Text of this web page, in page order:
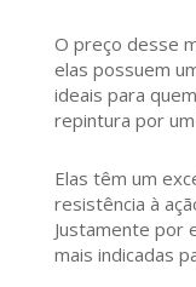
O preço desse
elas possuem
ideais para
repintura por
Elas têm um
resistência à
Justamente por
mais indicadas